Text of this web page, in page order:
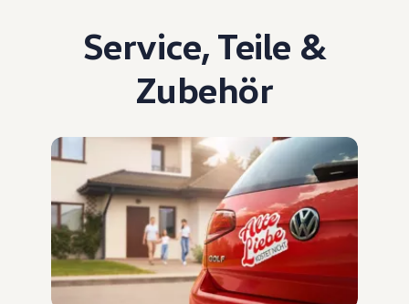
Service, Teile &
Zubehör